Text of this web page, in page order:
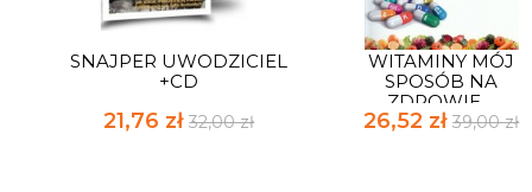
SNAJPER UWODZICIEL
+CD
21,76 zł32,00 zł
WITAMINY MÓJ
SPOSÓB NA
ZDROWIE....
26,52 zł39,00 zł